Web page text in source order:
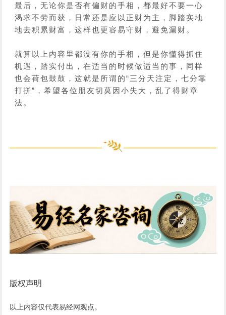
最后，无论你是否有偏财的手相，都最好不要一心
渴求不劳而获，日常还是应以正财为主，脚踏实地
地去积累财富，这样也更容易守财，避免漏财。
就算以上内容里都没有你的手相，但是你懂得抓住
机遇，踏实付出，在适当的时候做适当的事，同样
也会荷包鼓鼓，这就是所谓的“三分天注定，七分靠
打拼”，希望各位朋友切莫因小失大，乱了得财章
法。
版权声明
以上内容仅代表易经网观点。